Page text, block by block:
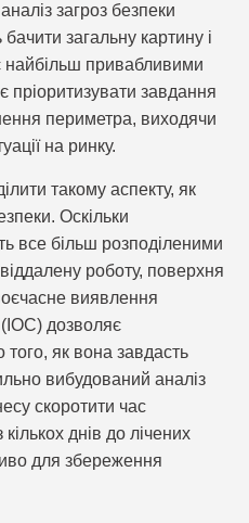
загроз безпеки
загальну картину і
найбільш привабливими
пріоритизувати завдання
периметра, виходячи
на ринку.
такому аспекту, як
Оскільки
все більш розподіленими
роботу, поверхня
виявлення
(IOC) дозволяє
того, як вона завдасть
вибудований аналіз
скоротити час
днів до лічених
для збереження